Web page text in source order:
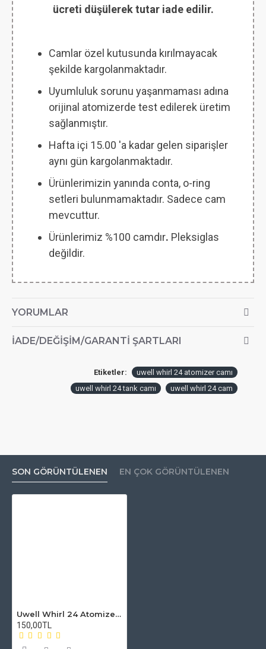
ücreti düşülerek tutar iade edilir.
Camlar özel kutusunda kırılmayacak
şekilde kargolanmaktadır.
Uyumluluk sorunu yaşanmaması adına
orijinal atomizerde test edilerek üretim
sağlanmıştır.
Hafta içi 15.00 'a kadar gelen siparişler
aynı gün kargolanmaktadır.
Ürünlerimizin yanında conta, o-ring
setleri bulunmamaktadır. Sadece cam
mevcuttur.
Ürünlerimiz %100 camdır. Pleksiglas
değildir.
YORUMLAR
İADE/DEĞIŞIM/GARANTI ŞARTLARI
Etiketler:
uwell whirl 24 atomizer camı
uwell whirl 24 tank camı
uwell whirl 24 cam
SON GÖRÜNTÜLENEN EN ÇOK GÖRÜNTÜLENEN
Uwell Whirl 24 Atomizer Camı
150,00TL